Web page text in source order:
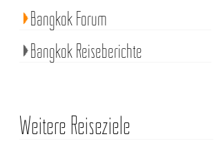
Bangkok Forum
Bangkok Reiseberichte
Weitere Reiseziele